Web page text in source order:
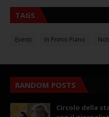
TAGS
Eventi In Primo Piano
RANDOM POSTS
Circolo della